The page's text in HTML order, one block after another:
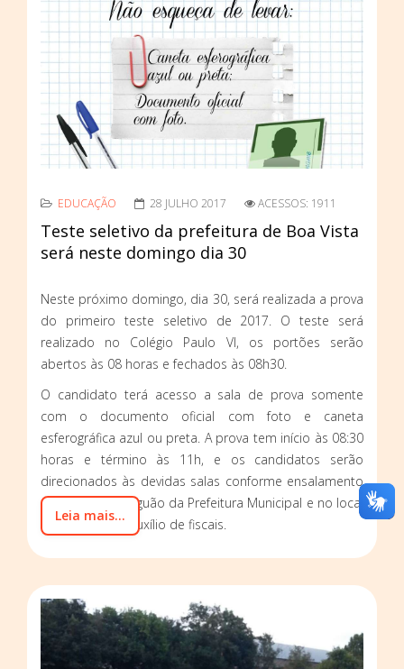
EDUCAÇÃO 28 JULHO 2017 ACESSOS: 1911
Teste seletivo da prefeitura de Boa Vista
será neste domingo dia 30
Neste próximo domingo, dia 30, será realizada a prova
do primeiro teste seletivo de 2017. O teste será
realizado no Colégio Paulo VI, os portões serão
abertos às 08 horas e fechados às 08h30.
O candidato terá acesso a sala de prova somente
com o documento oficial com foto e caneta
esferográfica azul ou preta. A prova tem início às 08:30
horas e término às 11h, e os candidatos serão
direcionados às devidas salas conforme ensalamento
disponível no saguão da Prefeitura Municipal e no local
da prova, com auxílio de fiscais.
Leia mais...